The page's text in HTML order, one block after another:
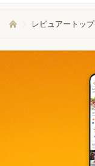
レビュアートップ